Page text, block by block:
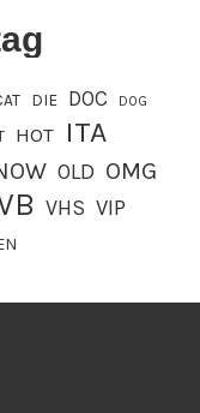
DIE DOC DOG
HOT ITA
OLD OMG
VHS VIP